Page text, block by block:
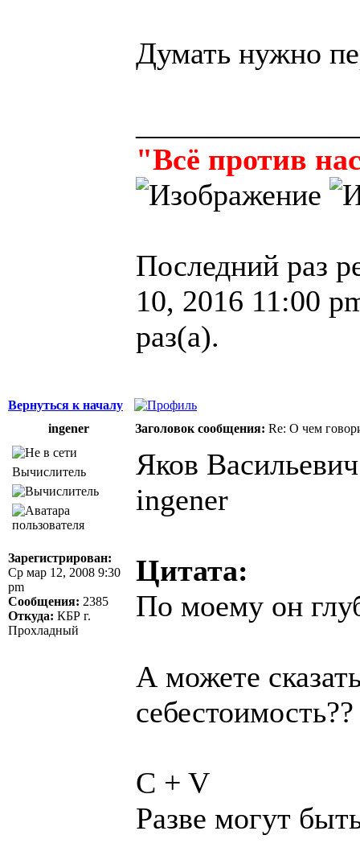
Думать нужно
"Всё против
Последний раз
10, 2016 11:00
раз(а).
Вернуться к началу
ingener
Заголовок сообщения: Re: О чем
Вычислитель
Зарегистрирован:
Ср мар 12, 2008 9:30
pm
Сообщения: 2385
Откуда: КБР г.
Прохладный
Яков
ingener
Цитата:
По моему он
А можете
себестоимость??
C + V
Разве могут